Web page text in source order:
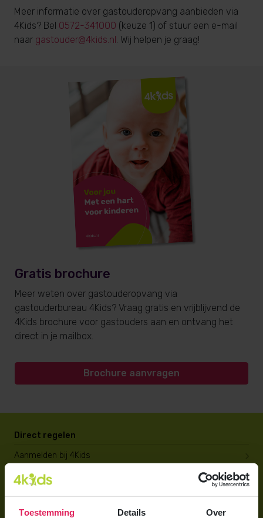
Toestemming Details Over
Meer informatie over gastouderopvang aanbieden via
4Kids? Bel 0572-341000 (keuze 1) of stuur een e-mail
naar gastouder@4kids.nl. Wij helpen je graag!
Gratis brochure
Meer weten over gastouderopvang via
gastouderbureau 4Kids? Vraag gratis en vrijblijvend de
4Kids brochure voor gastouders aan en ontvang het
direct in je mailbox.
Brochure aanvragen
Direct regelen
Aanmelden bij 4Kids
Brochure aanvragen
Berekening maken